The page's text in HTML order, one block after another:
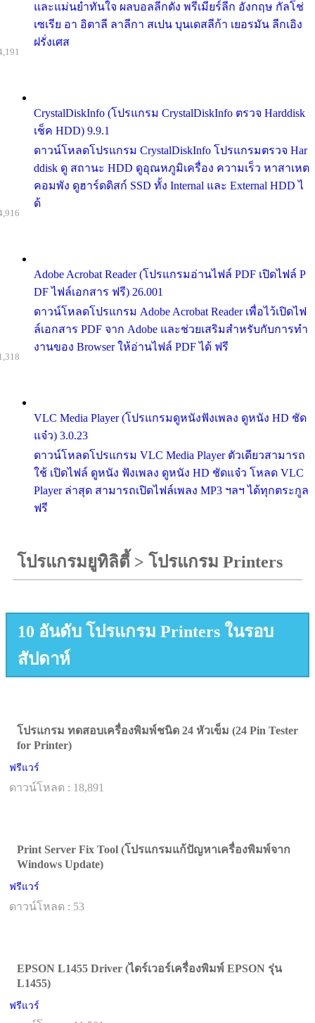
และแม่นยำทันใจ ผลบอลลีกดัง พรีเมียร์ลีก อังกฤษ กัลโช่
เซเรีย อา อิตาลี ลาลีกา สเปน บุนเดสลีก้า เยอรมัน ลีกเอิง
ฝรั่งเศส
CrystalDiskInfo (โปรแกรม CrystalDiskInfo ตรวจ Harddisk
เช็ค HDD) 9.9.1
ดาวน์โหลดโปรแกรม CrystalDiskInfo โปรแกรมตรวจ Har
ddisk ดู สถานะ HDD ดูอุณหภูมิเครื่อง ความเร็ว หาสาเหต
คอมพัง ดูฮาร์ดดิสก์ SSD ทั้ง Internal และ External HDD ไ
ด้
Adobe Acrobat Reader (โปรแกรมอ่านไฟล์ PDF เปิดไฟล์ P
DF ไฟล์เอกสาร ฟรี) 26.001
ดาวน์โหลดโปรแกรม Adobe Acrobat Reader เพื่อไว้เปิดไฟ
ล์เอกสาร PDF จาก Adobe และช่วยเสริมสำหรับกับการทำ
งานของ Browser ให้อ่านไฟล์ PDF ได้ ฟรี
VLC Media Player (โปรแกรมดูหนังฟังเพลง ดูหนัง HD ชัด
แจ๋ว) 3.0.23
ดาวน์โหลดโปรแกรม VLC Media Player ตัวเดียวสามารถ
ใช้ เปิดไฟล์ ดูหนัง ฟังเพลง ดูหนัง HD ชัดแจ๋ว โหลด VLC
Player ล่าสุด สามารถเปิดไฟล์เพลง MP3 ฯลฯ ได้ทุกตระกูล
ฟรี
โปรแกรมยูทิลิตี้ > โปรแกรม Printers
10 อันดับ โปรแกรม Printers ในรอบ
สัปดาห์
โปรแกรม ทดสอบเครื่องพิมพ์ชนิด 24 หัวเข็ม (24 Pin Tester
for Printer)
ฟรีแวร์
ดาวน์โหลด : 18,891
Print Server Fix Tool (โปรแกรมแก้ปัญหาเครื่องพิมพ์จาก
Windows Update)
ฟรีแวร์
ดาวน์โหลด : 53
EPSON L1455 Driver (ไดร์เวอร์เครื่องพิมพ์ EPSON รุ่น
L1455)
ฟรีแวร์